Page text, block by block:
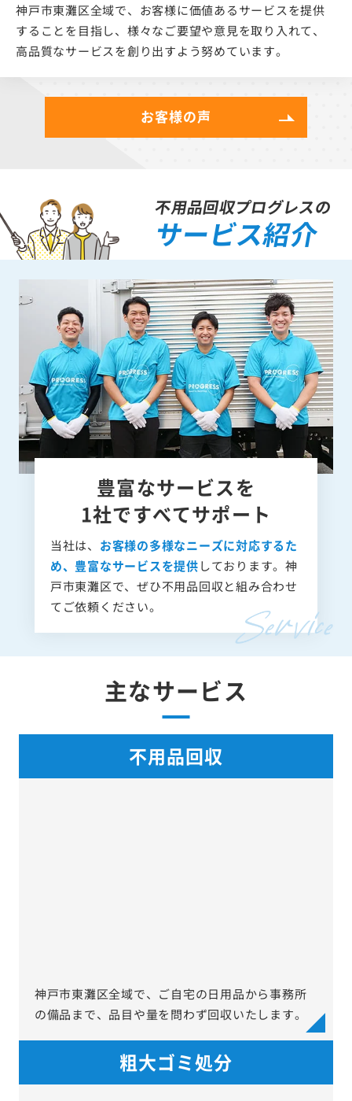
神戸市東灘区全域で、お客様に価値あるサービスを提供
することを目指し、様々なご要望や意見を取り入れて、
高品質なサービスを創り出すよう努めています。
お客様の声
不用品回収プログレスの
サービス紹介
豊富なサービスを
1社ですべてサポート
当社は、 お客様の多様なニーズに対応するた
め、豊富なサービスを提供しております。神
戸市東灘区で、ぜひ不用品回収と組み合わせ
てご依頼ください。
主なサービス
不用品回収
神戸市東灘区全域で、ご自宅の日用品から事務所
の備品まで、品目や量を問わず回収いたします。
粗大ゴミ処分